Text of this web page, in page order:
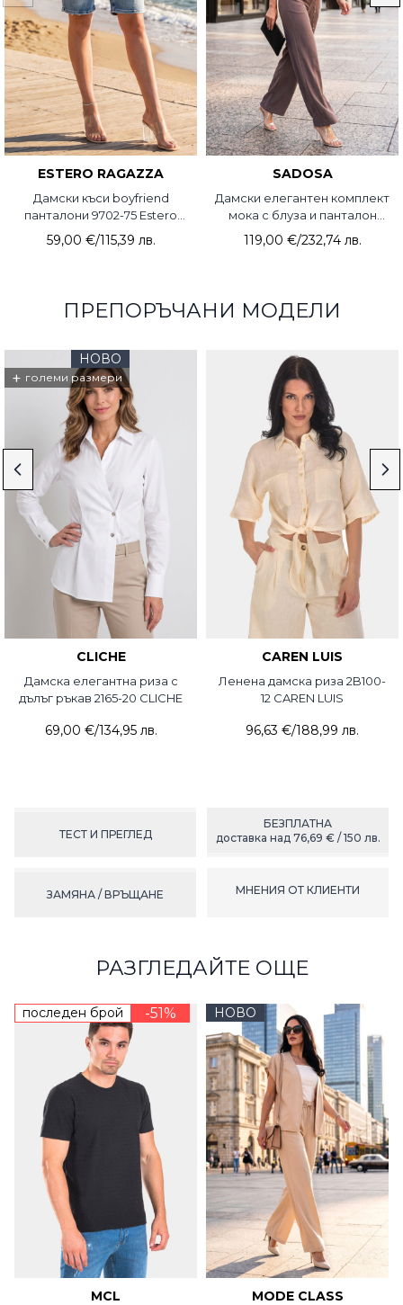
ESTERO RAGAZZA
Дамски къси boyfriend
панталони 9702-75 Estero
Ragazza
59,00 €/115,39 лв.
SADOSA
Дамски елегантен комплект
мока с блуза и панталон
4066-45 Sadosa
119,00 €/232,74 лв.
ПРЕПОРЪЧАНИ МОДЕЛИ
НОВО
+ големи размери
CLICHE
Дамска елегантна риза с
дълъг ръкав 2165-20 CLICHE
69,00 €/134,95 лв.
CAREN LUIS
Ленена дамска риза 2B100-
12 CAREN LUIS
96,63 €/188,99 лв.
ТЕСТ И ПРЕГЛЕД
БЕЗПЛАТНА
доставка над 76,69 € / 150 лв.
ЗАМЯНА / ВРЪЩАНЕ МНЕНИЯ ОТ КЛИЕНТИ
РАЗГЛЕДАЙТЕ ОЩЕ
последен брой -51%
MCL
НОВО
MODE CLASS